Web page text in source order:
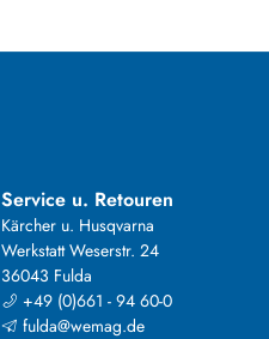
Service u. Retouren
Kärcher u. Husqvarna
Werkstatt Weserstr. 24
36043 Fulda
+49 (0)661 - 94 60-0
fulda@wemag.de